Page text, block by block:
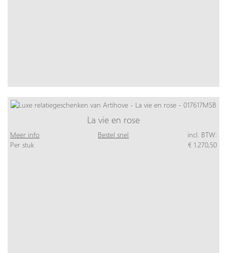
La vie en rose
Meer info Bestel snel
incl. BTW:
Per stuk
€ 1.270,50